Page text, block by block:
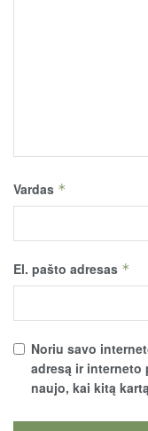
Vardas *
El. pašto adresas *
Noriu savo
adresą ir
naujo, kai kitą